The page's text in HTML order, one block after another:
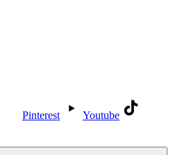
Pinterest Youtube